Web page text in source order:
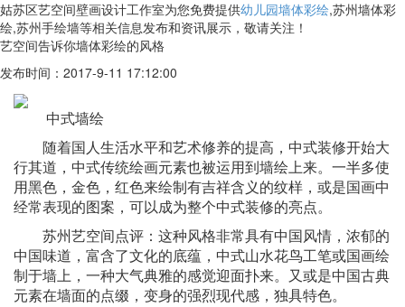
姑苏区艺空间壁画设计工作室为您免费提供幼儿园墙体彩绘,苏州墙体彩
绘,苏州手绘墙等相关信息发布和资讯展示，敬请关注！
艺空间告诉你墙体彩绘的风格
发布时间：2017-9-11 17:12:00
中式墙绘
随着国人生活水平和艺术修养的提高，中式装修开始大
行其道，中式传统绘画元素也被运用到墙绘上来。一半多使
用黑色，金色，红色来绘制有吉祥含义的纹样，或是国画中
经常表现的图案，可以成为整个中式装修的亮点。
苏州艺空间点评：这种风格非常具有中国风情，浓郁的
中国味道，富含了文化的底蕴，中式山水花鸟工笔或国画绘
制于墙上，一种大气典雅的感觉迎面扑来。又或是中国古典
元素在墙面的点缀，变身的强烈现代感，独具特色。